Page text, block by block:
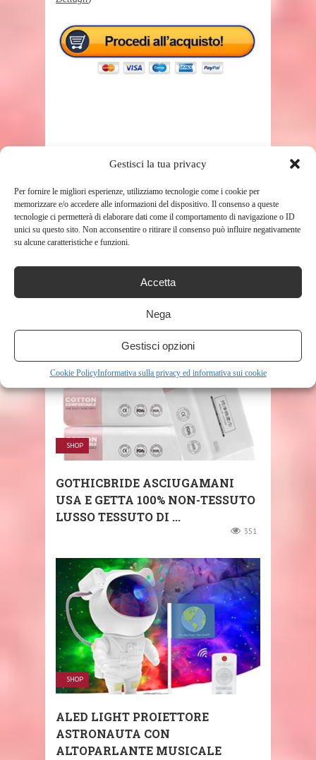
Gestisci la tua privacy
Per fornire le migliori esperienze, utilizziamo tecnologie come i cookie per
memorizzare e/o accedere alle informazioni del dispositivo. Il consenso a queste
tecnologie ci permetterà di elaborare dati come il comportamento di navigazione o ID
unici su questo sito. Non acconsentire o ritirare il consenso può influire negativamente
su alcune caratteristiche e funzioni.
Accetta
Nega
Gestisci opzioni
Cookie PolicyInformativa sulla privacy ed informativa sui cookie
SHARE THIS POST
RELATED POSTS
SHOP
GOTHICBRIDE ASCIUGAMANI
USA E GETTA 100% NON-TESSUTO
LUSSO TESSUTO DI ...
351
SHOP
ALED LIGHT PROIETTORE
ASTRONAUTA CON
ALTOPARLANTE MUSICALE